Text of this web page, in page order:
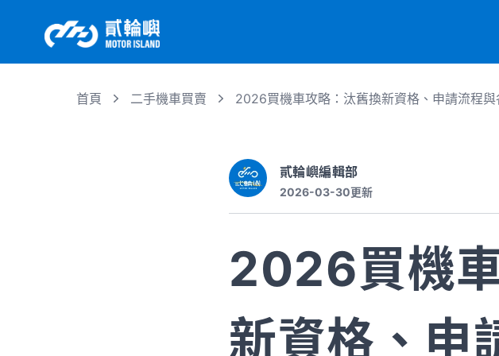
首頁 二手機車買賣 2026買機車攻略：汰舊換新資格、申請流程
貳輪嶼編輯部
2026-03-30更新
2026買機
新資格、申